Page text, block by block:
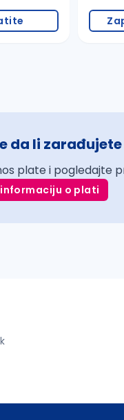
da li
plate i pogledajte
o plati